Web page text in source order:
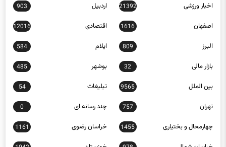
اخبار ورزشی 21392 اردبیل 903
اصفهان 1616 اقتصادی 12016
البرز 809 ایلام 584
بازار مالی 32 بوشهر 485
بین الملل 9565 تبلیغات 54
تهران 757 چند رسانه ای 0
چهارمحال و بختیاری 1455 خراسان رضوی 1161